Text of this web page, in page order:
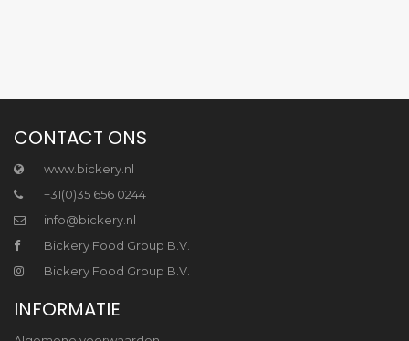
CONTACT ONS
www.bickery.nl
+31(0)35 656 0244
info@bickery.nl
Bickery Food Group B.V.
Bickery Food Group B.V.
INFORMATIE